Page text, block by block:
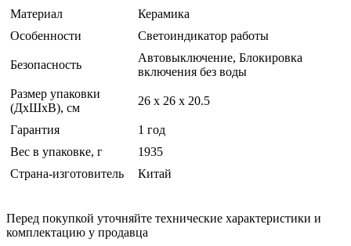
Материал
Керамика
Особенности
Светоиндикатор работы
Безопасность
Автовыключение, Блокировка
включения без воды
Размер упаковки
(ДхШхВ), см
26 x 26 x 20.5
Гарантия
1 год
Вес в упаковке, г
1935
Страна-изготовитель
Китай
Перед покупкой уточняйте технические характеристики и
комплектацию у продавца